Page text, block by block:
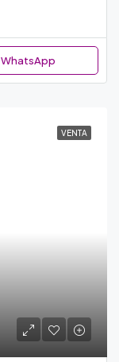
WhatsApp
VENTA